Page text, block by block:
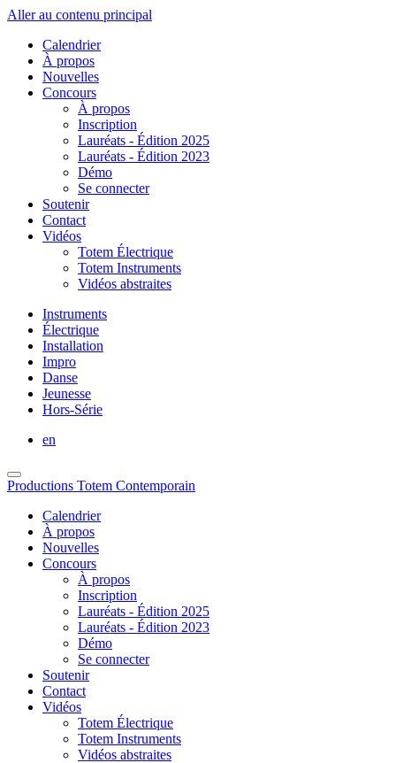
Aller au contenu principal
Calendrier
À propos
Nouvelles
Concours
À propos
Inscription
Lauréats - Édition 2025
Lauréats - Édition 2023
Démo
Se connecter
Soutenir
Contact
Vidéos
Totem Électrique
Totem Instruments
Vidéos abstraites
Instruments
Électrique
Installation
Impro
Danse
Jeunesse
Hors-Série
en
Productions Totem Contemporain
Calendrier
À propos
Nouvelles
Concours
À propos
Inscription
Lauréats - Édition 2025
Lauréats - Édition 2023
Démo
Se connecter
Soutenir
Contact
Vidéos
Totem Électrique
Totem Instruments
Vidéos abstraites